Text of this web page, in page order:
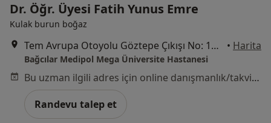
Dr. Öğr. Üyesi Fatih Yunus Emre
Kulak burun boğaz
Tem Avrupa Otoyolu Göztepe Çıkışı No: 1Bağcılar, İstanbul • Harita
Bağcılar Medipol Mega Üniversite Hastanesi
Bu uzman ilgili adres için online danışmanlık/takvim sunmuyor.
Randevu talep et